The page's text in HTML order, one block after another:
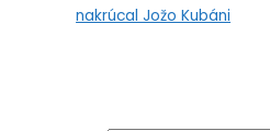
nakrúcal Jožo Kubáni